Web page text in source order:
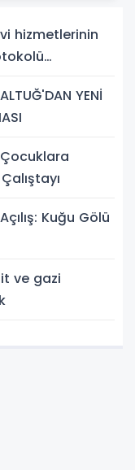
hizmetlerinin
YENİ
Çocuklara
Kuğu Gölü
ve gazi